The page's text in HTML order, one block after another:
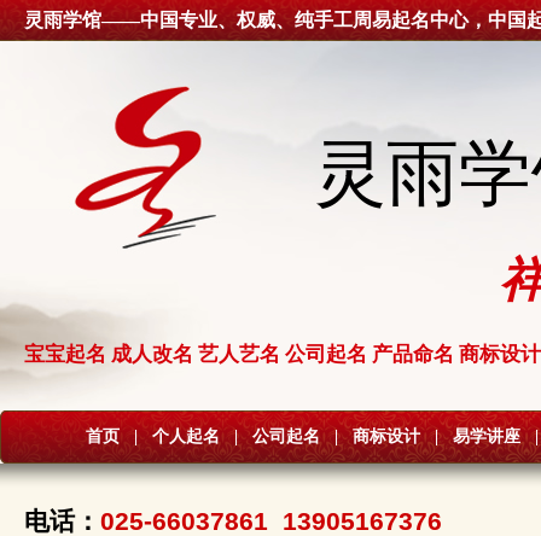
灵雨学馆——中国专业、权威、纯手工周易起名中心，中国
灵雨
宝宝起名 成人改名 艺人艺名 公司起名 产品命名 商标设计
首页 | 个人起名 | 公司起名 | 商标设计 | 易学讲座 |
电话： 025-66037861 13905167376